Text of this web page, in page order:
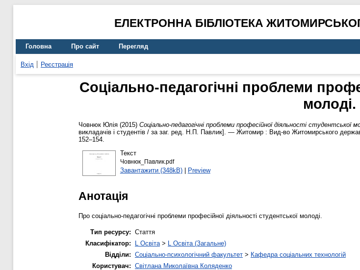
ЕЛЕКТРОННА БІБЛІОТЕКА
Головна Про сайт Перегляд
Вхід Реєстрація
Соціально-педагогічні проблеми
молоді.
Човнюк Юлія (2015) Соціально-педагогічні проблеми професійної діяльності студентської
викладачів і студентів / за заг. ред. Н.П. Павлик]. — Житомир : Вид-во Житомирського
152–154.
Текст
Човнюк_Павлик.pdf
Завантажити (348kB)| Preview
Анотація
Про соціально-педагогічні проблеми професійної діяльності студентської молоді.
Тип ресурсу: Стаття
Класифікатор:
L Освіта > L Освіта (Загальне)
Відділи: Соціально-психологічний факультет > Кафедра соціальних технологій
Користувач: Світлана Миколаївна Коляденко